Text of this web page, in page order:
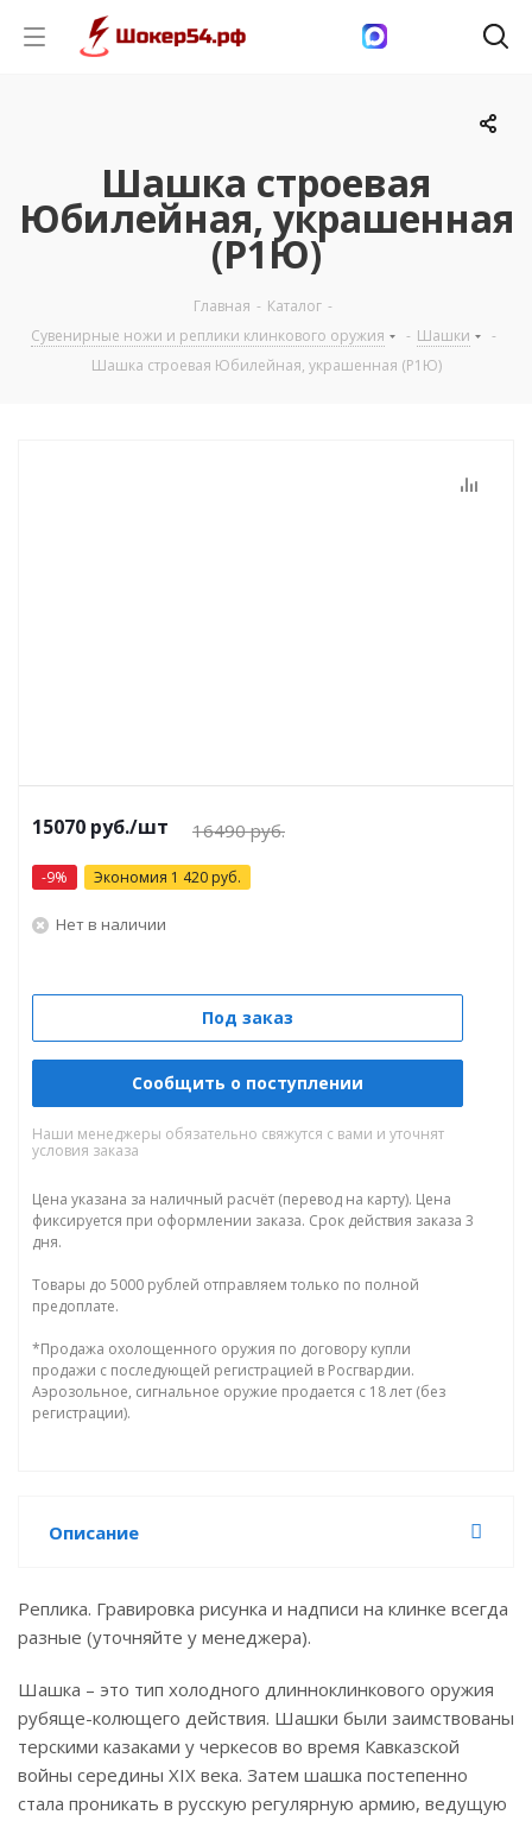
Шашка строевая
Юбилейная, украшенная
(Р1Ю)
Главная - Каталог -
Сувенирные ножи и реплики клинкового оружия
- Шашки
-
Шашка строевая Юбилейная, украшенная (Р1Ю)
15070 руб./шт 16490 руб.
-9% Экономия 1 420 руб.
Нет в наличии
Под заказ
Сообщить о поступлении
Наши менеджеры обязательно свяжутся с вами и уточнят
условия заказа
Цена указана за наличный расчёт (перевод на карту). Цена
фиксируется при оформлении заказа. Срок действия заказа 3
дня.
Товары до 5000 рублей отправляем только по полной
предоплате.
*Продажа охолощенного оружия по договору купли
продажи с последующей регистрацией в Росгвардии.
Аэрозольное, сигнальное оружие продается с 18 лет (без
регистрации).
Описание
Реплика. Гравировка рисунка и надписи на клинке всегда
разные (уточняйте у менеджера).
Шашка – это тип холодного длинноклинкового оружия
рубяще-колющего действия. Шашки были заимствованы
терскими казаками у черкесов во время Кавказской
войны середины XIX века. Затем шашка постепенно
стала проникать в русскую регулярную армию, ведущую